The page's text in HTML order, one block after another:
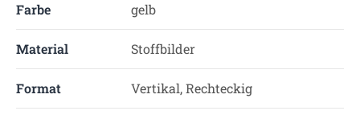
Farbe gelb
Material Stoffbilder
Format Vertikal, Rechteckig